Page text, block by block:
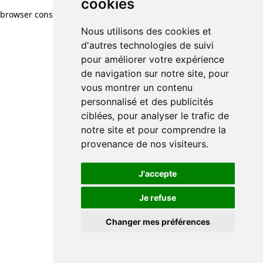
cookies
Nous utilisons des cookies et
d'autres technologies de suivi
pour améliorer votre expérience
de navigation sur notre site, pour
vous montrer un contenu
personnalisé et des publicités
ciblées, pour analyser le trafic de
notre site et pour comprendre la
provenance de nos visiteurs.
J'accepte
Je refuse
Changer mes préférences
browser console for more information)